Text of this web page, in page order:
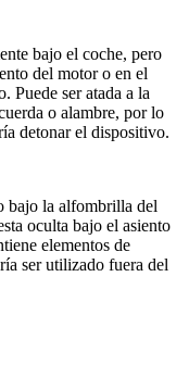
bajo el coche, pero
del motor o en el
Puede ser atada a la
o alambre, por lo
detonar el dispositivo.
bajo la alfombrilla del
oculta bajo el asiento
elementos de
ser utilizado fuera del